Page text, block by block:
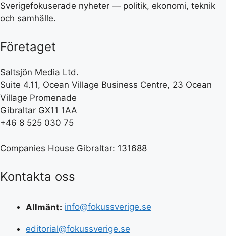
Sverigefokuserade nyheter — politik, ekonomi, teknik
och samhälle.
Företaget
Saltsjön Media Ltd.
Suite 4.11, Ocean Village Business Centre, 23 Ocean
Village Promenade
Gibraltar GX11 1AA
+46 8 525 030 75
Companies House Gibraltar: 131688
Kontakta oss
Allmänt: info@fokussverige.se
editorial@fokussverige.se